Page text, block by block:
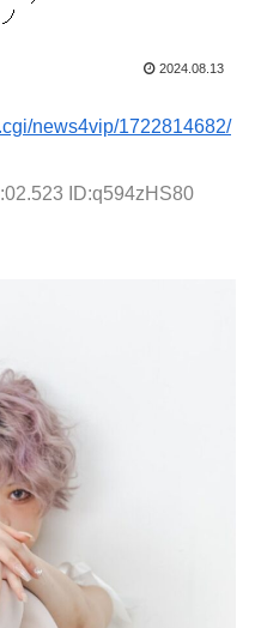
2024.08.13
news4vip/1722814682/
ID:q594zHS80